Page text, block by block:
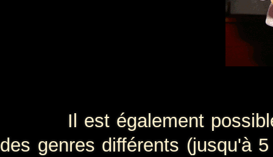
Il est également possible
des genres différents (jusqu'à